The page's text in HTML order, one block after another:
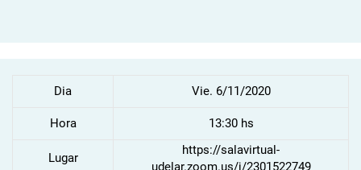
Dia Vie. 6/11/2020
Hora 13:30 hs
Lugar
https://salavirtual-
udelar.zoom.us/j/2301522749